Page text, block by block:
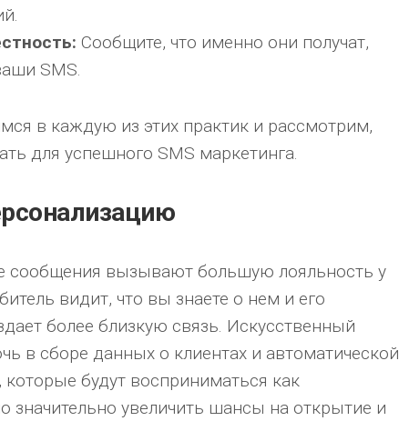
Сообщите, что именно они получат,
SMS.
в каждую из этих практик и рассмотрим,
для успешного SMS маркетинга.
сообщения вызывают большую лояльность у
видит, что вы знаете о нем и его
более близкую связь. Искусственный
в сборе данных о клиентах и автоматической
будут восприниматься как
значительно увеличить шансы на открытие и